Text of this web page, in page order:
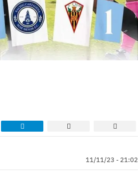
11/11/23 - 21:02